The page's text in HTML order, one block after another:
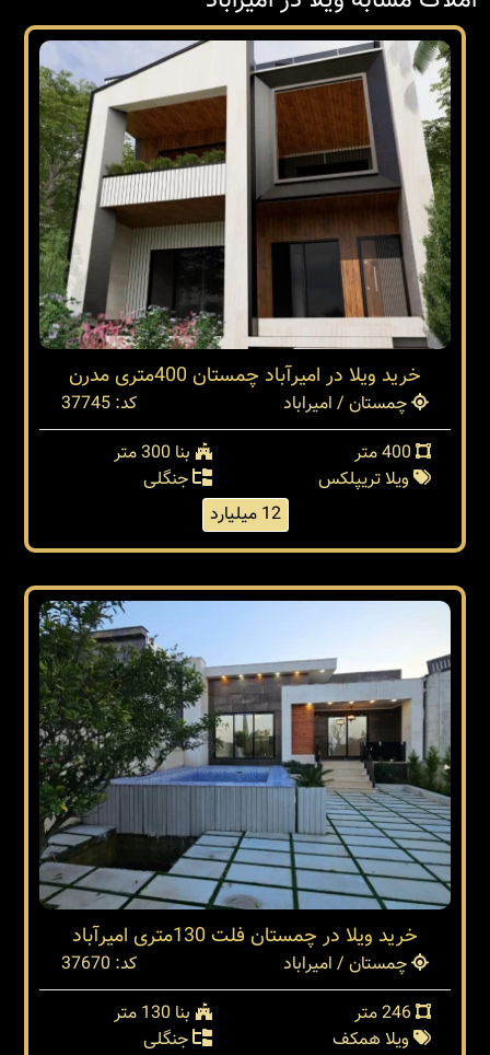
خرید ویلا در امیرآباد چمستان 400متری مدرن
چمستان / امیراباد
کد: 37745
بنا 300 متر
ویلا تریپلکس
جنگلی
12 میلیارد
خرید ویلا در چمستان فلت 130متری امیرآباد
چمستان / امیراباد
کد: 37670
بنا 130 متر
ویلا همکف
جنگلی